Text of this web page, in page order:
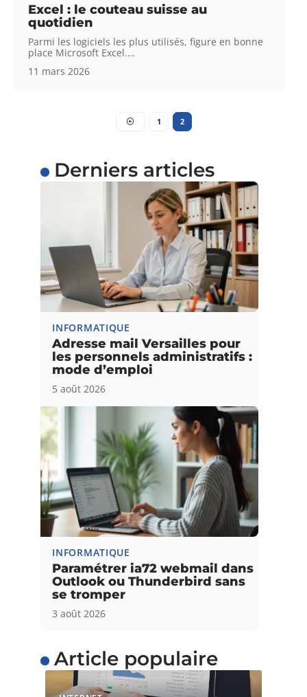
Excel : le couteau suisse au
quotidien
Parmi les logiciels les plus utilisés, figure en bonne
place Microsoft Excel.…
11 mars 2026
1 2
Derniers articles
INFORMATIQUE
Adresse mail Versailles pour
les personnels administratifs :
mode d’emploi
5 août 2026
INFORMATIQUE
Paramétrer ia72 webmail dans
Outlook ou Thunderbird sans
se tromper
3 août 2026
Article populaire